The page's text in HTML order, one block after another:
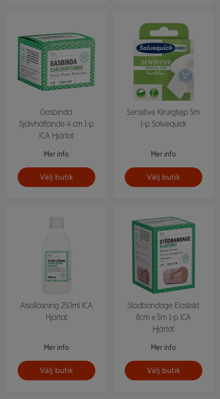
Gasbinda
Självhäftande 4 cm 1-p
ICA Hjärtat
Mer info
Välj butik
Sensitive Kirurgtejp 5m
1-p Salvequick
Mer info
Välj butik
Alsollösning 250ml ICA
Hjärtat
Mer info
Välj butik
Stödbandage Elastiskt
8cm x 5m 1-p ICA
Hjärtat
Mer info
Välj butik